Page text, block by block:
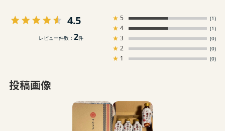
4.5
レビュー件数： 2件
★ 5 (1)
★ 4 (1)
★ 3 (0)
★ 2 (0)
★ 1 (0)
投稿画像